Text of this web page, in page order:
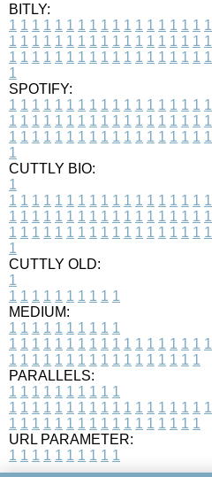
BITLY:
1 1 1 1 1 1 1 1 1 1 1 1 1 1 1 1 1 1
1 1 1 1 1 1 1 1 1 1 1 1 1 1 1 1 1 1
1 1 1 1 1 1 1 1 1 1 1 1 1 1 1 1 1 1
1
SPOTIFY:
1 1 1 1 1 1 1 1 1 1 1 1 1 1 1 1 1 1
1 1 1 1 1 1 1 1 1 1 1 1 1 1 1 1 1 1
1 1 1 1 1 1 1 1 1 1 1 1 1 1 1 1 1 1
1
CUTTLY BIO:
1
1 1 1 1 1 1 1 1 1 1 1 1 1 1 1 1 1 1
1 1 1 1 1 1 1 1 1 1 1 1 1 1 1 1 1 1
1 1 1 1 1 1 1 1 1 1 1 1 1 1 1 1 1 1
1
CUTTLY OLD:
1
1 1 1 1 1 1 1 1 1 1
MEDIUM:
1 1 1 1 1 1 1 1 1 1
1 1 1 1 1 1 1 1 1 1 1 1 1 1 1 1 1 1
1 1 1 1 1 1 1 1 1 1 1 1 1 1 1 1 1
PARALLELS:
1 1 1 1 1 1 1 1 1 1
1 1 1 1 1 1 1 1 1 1 1 1 1 1 1 1 1 1
1 1 1 1 1 1 1 1 1 1 1 1 1 1 1 1 1
URL PARAMETER:
1 1 1 1 1 1 1 1 1 1